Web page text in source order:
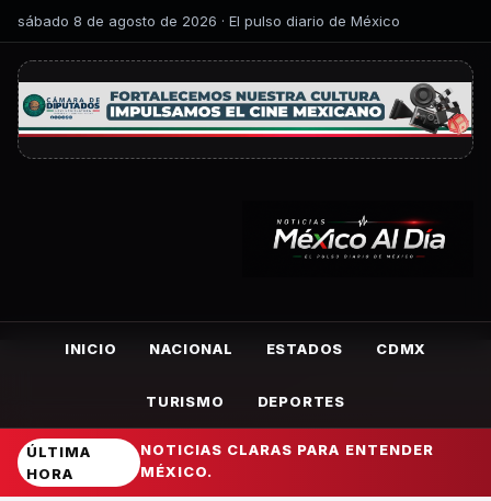
sábado 8 de agosto de 2026 · El pulso diario de México
INICIO NACIONAL ESTADOS CDMX
TURISMO DEPORTES
ÚLTIMA
HORA
NOTICIAS CLARAS PARA ENTENDER
MÉXICO.